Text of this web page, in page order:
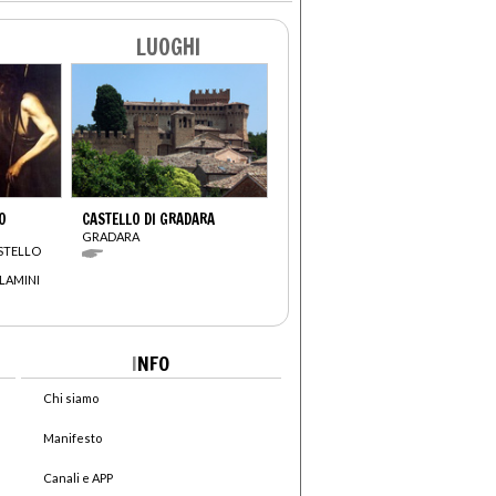
LUOGHI
CASTELLO DI GRADARA
GRADARA
INFO
Chi siamo
Manifesto
Canali e APP